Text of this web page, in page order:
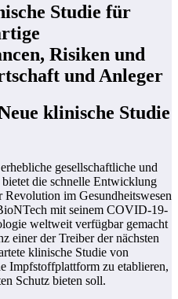
Studie für
Risiken und
und Anleger
klinische Studie
gesellschaftliche und
die schnelle Entwicklung
im Gesundheitswesen
mit seinem COVID-19-
weltweit verfügbar gemacht
einer der Treiber der nächsten
klinische Studie von
Impfstoffplattform zu etablieren,
Schutz bieten soll.